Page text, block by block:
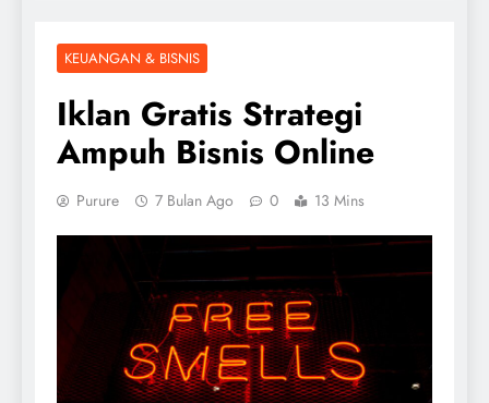
KEUANGAN & BISNIS
Iklan Gratis Strategi
Ampuh Bisnis Online
Purure 7 Bulan Ago 0 13 Mins